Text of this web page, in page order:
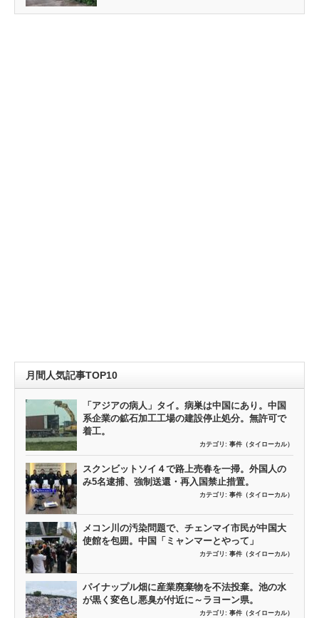
月間人気記事TOP10
「アジアの病人」タイ。病巣は中国にあり。中国
系企業の鉱石加工工場の建設停止処分。無許可で
着工。
カテゴリ: 事件（タイローカル）
スクンビットソイ４で路上売春を一掃。外国人の
み5名逮捕、強制送還・再入国禁止措置。
カテゴリ: 事件（タイローカル）
メコン川の汚染問題で、チェンマイ市民が中国大
使館を包囲。中国「ミャンマーとやって」
カテゴリ: 事件（タイローカル）
パイナップル畑に産業廃棄物を不法投棄。池の水
が黒く変色し悪臭が付近に～ラヨーン県。
カテゴリ: 事件（タイローカル）